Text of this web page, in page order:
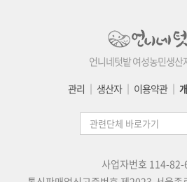
언니네텃밭 여성농민생산
관리 │ 생산자│ 이용약관│
사업자번호 114-